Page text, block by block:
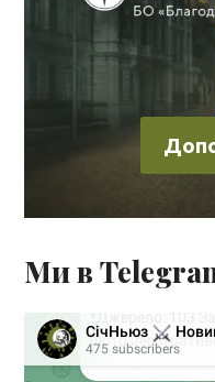
Ми в